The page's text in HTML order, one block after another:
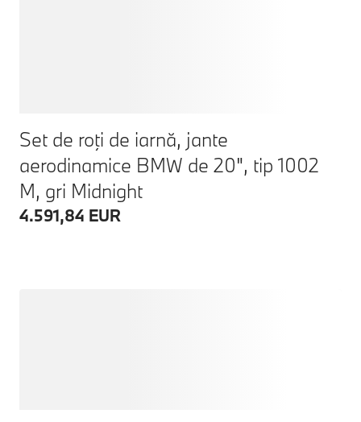
Set de roţi de iarnă, jante
aerodinamice BMW de 20", tip 1002
M, gri Midnight
4.591,84 EUR